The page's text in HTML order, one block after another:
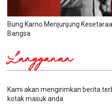
Bung Karno Menjunjung
Bangsa
Langganan
Kami akan mengirimkan berita
kotak masuk anda